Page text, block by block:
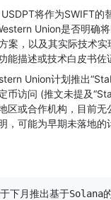
USDPT将作为SWIFT的
Union是否明确
案，以及其实际技术实
能描述或技术白皮书佐
Union计划推出
币访问 (推文未提及
区或合作机构，目前无
，可能为早期未落地的
下月推出基于Solana